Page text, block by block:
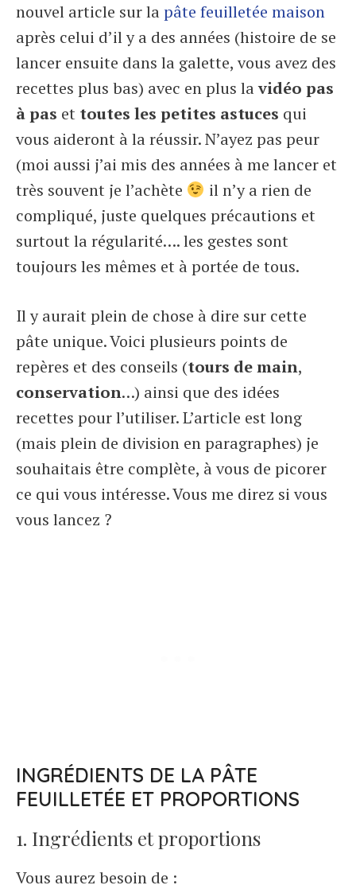
nouvel article sur lapâte feuilletée maison
après celui d’il y a des années (histoire de se
lancer ensuite dans la galette, vous avez des
recettes plus bas) avec en plus lavidéo pas
à pas et toutes les petites astuces qui
vous aideront à la réussir. N’ayez pas peur
(moi aussi j’ai mis des années à me lancer et
très souvent je l’achète
il n’y a rien de
compliqué, juste quelques précautions et
surtout la régularité…. les gestes sont
toujours les mêmes et à portée de tous.
Il y aurait plein de chose à dire sur cette
pâte unique. Voici plusieurs points de
repères et des conseils (tours de main,
conservation…) ainsi que des idées
recettes pour l’utiliser. L’article est long
(mais plein de division en paragraphes) je
souhaitais être complète, à vous de picorer
ce qui vous intéresse. Vous me direz si vous
vous lancez ?
INGRÉDIENTS DE LA PÂTE
FEUILLETÉE ET PROPORTIONS
1. Ingrédients et proportions
Vous aurez besoin de :